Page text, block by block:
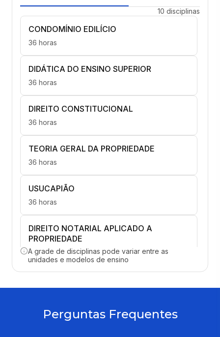
10 disciplinas
CONDOMÍNIO EDILÍCIO
36 horas
DIDÁTICA DO ENSINO SUPERIOR
36 horas
DIREITO CONSTITUCIONAL
36 horas
TEORIA GERAL DA PROPRIEDADE
36 horas
USUCAPIÃO
36 horas
DIREITO NOTARIAL APLICADO A
PROPRIEDADE
36 horas
PROPRIEDADE E DIREITO AMBIENTAL
A grade de disciplinas pode variar entre as
unidades e modelos de ensino
Perguntas Frequentes